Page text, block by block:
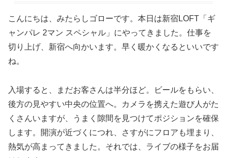
こんにちは、みたらしゴローです。本日は新宿LOFT「ギ
ャンパレ 2マン スペシャル」にやってきました。仕事を
切り上げ、新宿へ向かいます。早く暖かくなるといいです
ね。
入場すると、まだお客さんは半分ほど。ビールをもらい、
後方の見やすい中央の位置へ。カメラを携えた遊び人がた
くさんいますが、うまく隙間を見つけてポジションを確保
します。開演が近づくにつれ、さすがにフロアも埋まり、
熱気が高まってきました。それでは、ライブの様子をお届